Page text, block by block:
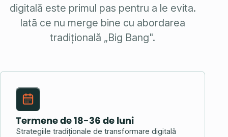
digitală este primul pas pentru a le evita.
Iată ce nu merge bine cu abordarea
tradițională „Big Bang".
Termene de 18-36 de luni
Strategiile tradiționale de transformare digitală